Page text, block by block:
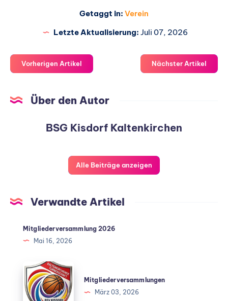
Getaggt in: Verein
Letzte Aktualisierung: Juli 07, 2026
Vorherigen Artikel Nächster Artikel
Über den Autor
BSG Kisdorf Kaltenkirchen
Alle Beiträge anzeigen
Verwandte Artikel
Mitgliederversammlung 2026
Mai 16, 2026
Mitgliederversammlungen
März 03, 2026